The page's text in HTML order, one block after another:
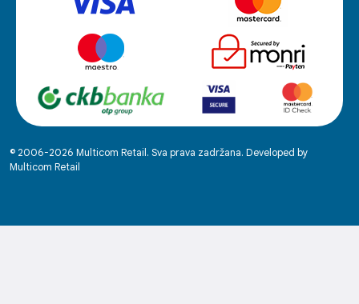
© 2006-2026 Multicom Retail. Sva prava zadržana. Developed by
Multicom Retail